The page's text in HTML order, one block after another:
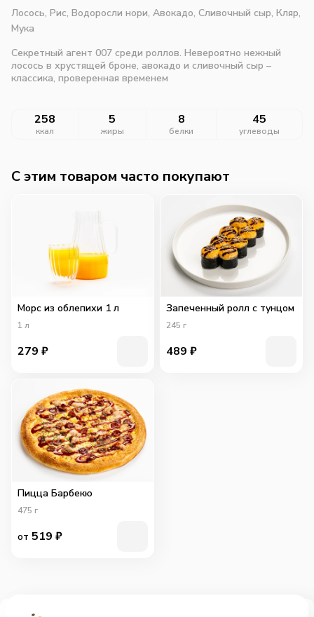
Лосось, Рис, Водоросли нори, Авокадо, Сливочный сыр, Кляр,
Мука
Секретный агент 007 среди роллов. Невероятно нежный
лосось в хрустящей броне, авокадо и сливочный сыр –
классика, проверенная временем
258
ккал
5
жиры
8
белки
45
углеводы
C этим товаром часто покупают
Морс из облепихи 1 л
1 л
279 ₽
Запеченный ролл с тунцом
245 г
489 ₽
Пицца Барбекю
475 г
от 519 ₽